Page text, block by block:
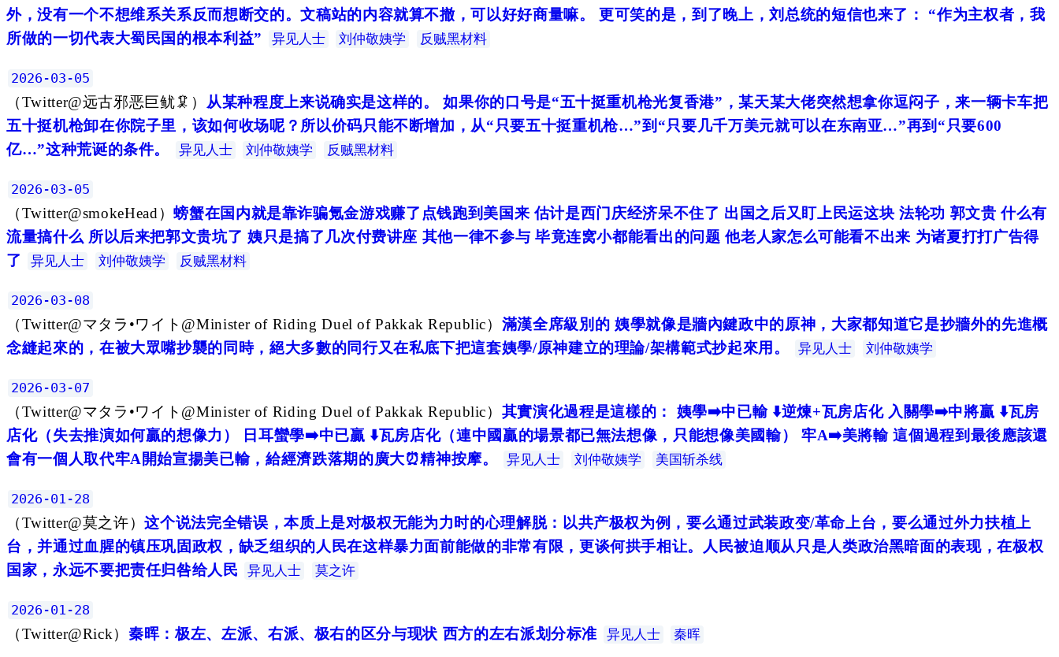
外，没有一个不想维系关系反而想断交的。文稿站的内容就算不撤，可以好好商量嘛。 更可笑的是，到了晚上，刘总统的短信也来了： “作为主权者，我
所做的一切代表大蜀民国的根本利益”
异见人士 刘仲敬姨学 反贼黑材料
2026-03-05
（Twitter@远古邪恶巨鱿🦑 ） 从某种程度上来说确实是这样的。 如果你的口号是“五十挺重机枪光复香港”，某天某大佬突然想拿你逗闷子，来一辆卡车把
五十挺机枪卸在你院子里，该如何收场呢？所以价码只能不断增加，从“只要五十挺重机枪…”到“只要几千万美元就可以在东南亚…”再到“只要600
亿…”这种荒诞的条件。
异见人士 刘仲敬姨学 反贼黑材料
2026-03-05
（Twitter@smokeHead ）螃蟹在国内就是靠诈骗氪金游戏赚了点钱跑到美国来 估计是西门庆经济呆不住了 出国之后又盯上民运这块 法轮功 郭文贵 什么有
流量搞什么 所以后来把郭文贵坑了 姨只是搞了几次付费讲座 其他一律不参与 毕竟连窝小都能看出的问题 他老人家怎么可能看不出来 为诸夏打打广告得
了
异见人士 刘仲敬姨学 反贼黑材料
2026-03-08
（Twitter@マタラ•ワイト@Minister of Riding Duel of Pakkak Republic） 滿漢全席級別的 姨學就像是牆內鍵政中的原神，大家都知道它是抄牆外的先進概
念縫起來的，在被大眾嘴抄襲的同時，絕大多數的同行又在私底下把這套姨學/原神建立的理論/架構範式抄起來用。
异见人士 刘仲敬姨学
2026-03-07
（Twitter@マタラ•ワイト@Minister of Riding Duel of Pakkak Republic） 其實演化過程是這樣的： 姨學➡️中已輸 ⬇️逆煉+瓦房店化 入關學➡️中將贏 ⬇️瓦房
店化（失去推演如何贏的想像力） 日耳蠻學➡️中已贏 ⬇️瓦房店化（連中國贏的場景都已無法想像，只能想像美國輸） 牢A➡️美將輸 這個過程到最後應該還
會有一個人取代牢A開始宣揚美已輸，給經濟跌落期的廣大⏰精神按摩。
异见人士 刘仲敬姨学 美国斩杀线
2026-01-28
（Twitter@莫之许）这个说法完全错误，本质上是对极权无能为力时的心理解脱：以共产极权为例，要么通过武装政变/革命上台，要么通过外力扶植上
台，并通过血腥的镇压巩固政权，缺乏组织的人民在这样暴力面前能做的非常有限，更谈何拱手相让。人民被迫顺从只是人类政治黑暗面的表现，在极权
国家，永远不要把责任归咎给人民
异见人士 莫之许
2026-01-28
（Twitter@Rick）秦晖：极左、左派、右派、极右的区分与现状 西方的左右派划分标准 异见人士 秦晖